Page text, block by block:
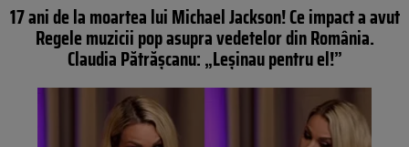
17 ani de la moartea lui Michael Jackson! Ce impact a avut
Regele muzicii pop asupra vedetelor din România.
Claudia Pătrășcanu: „Leșinau pentru el!”